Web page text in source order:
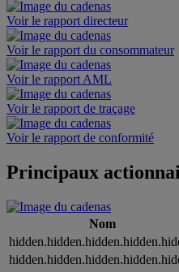
Voir le rapport directeur
Voir le rapport du consommateur
Voir le rapport AML
Voir le rapport de traçage
Voir le rapport de conformité
Principaux
Nom